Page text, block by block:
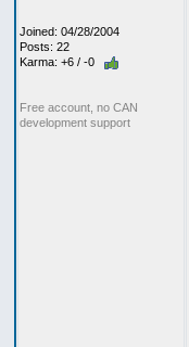
Joined: 04/28/2004
Posts: 22
Karma: +6 / -0
Free account, no CAN
development support